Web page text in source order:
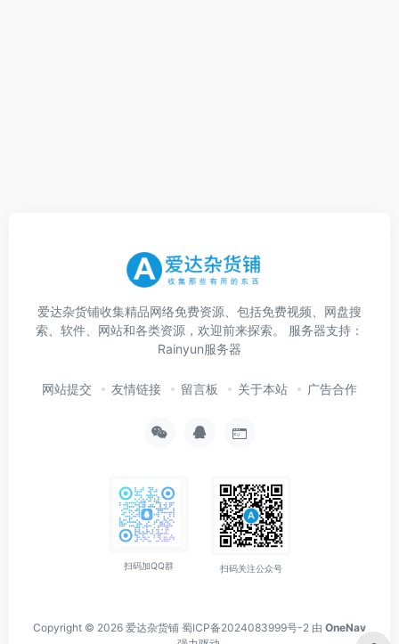
爱达杂货铺收集精品网络免费资源、包括免费视频、网盘搜
索、软件、网站和各类资源，欢迎前来探索。 服务器支持：
Rainyun服务器
网站提交 友情链接 留言板 关于本站 广告合作
扫码加QQ群 扫码关注公众号
Copyright © 2026 爱达杂货铺 蜀ICP备2024083999号-2 由 OneNav